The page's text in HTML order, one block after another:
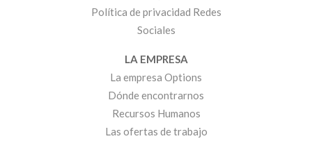
Política de privacidad Redes
Sociales
LA EMPRESA
La empresa Options
Dónde encontrarnos
Recursos Humanos
Las ofertas de trabajo